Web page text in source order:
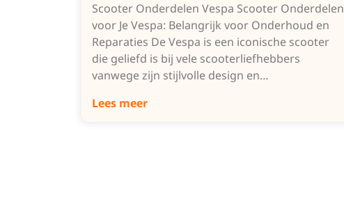
Scooter Onderdelen Vespa Scooter Onderdelen
voor Je Vespa: Belangrijk voor Onderhoud en
Reparaties De Vespa is een iconische scooter
die geliefd is bij vele scooterliefhebbers
vanwege zijn stijlvolle design en…
Lees meer